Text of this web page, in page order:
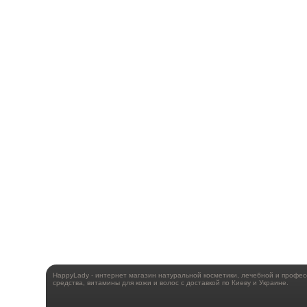
HappyLady - интернет магазин натуральной косметики, лечебной и
средства, витамины для кожи и волос с доставкой по Киеву и Украине.